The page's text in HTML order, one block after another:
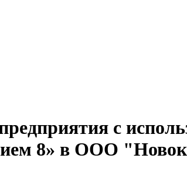
с
8» в ООО